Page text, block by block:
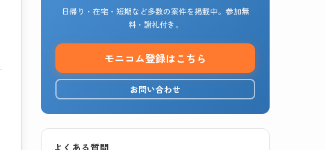
日帰り・在宅・短期など多数の案件を掲載中。参加無
料・謝礼付き。
モニコム登録はこちら
お問い合わせ
よくある質問